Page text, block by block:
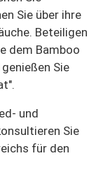
Sie über ihre
Beteiligen
dem Bamboo
Sie
und
Sie
für den